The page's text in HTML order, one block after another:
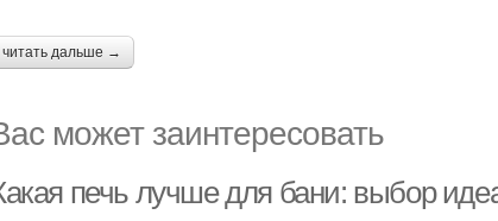
читать дальше →
может заинтересовать
печь лучше для бани: выбор